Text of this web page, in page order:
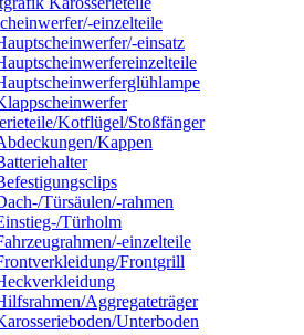
einzelteile
einsatz
Kotflügel/Stoßfänger
Kappen
Türsäulen/-rahmen
Türholm
einzelteile
Frontgrill
Aggregateträger
Unterboden